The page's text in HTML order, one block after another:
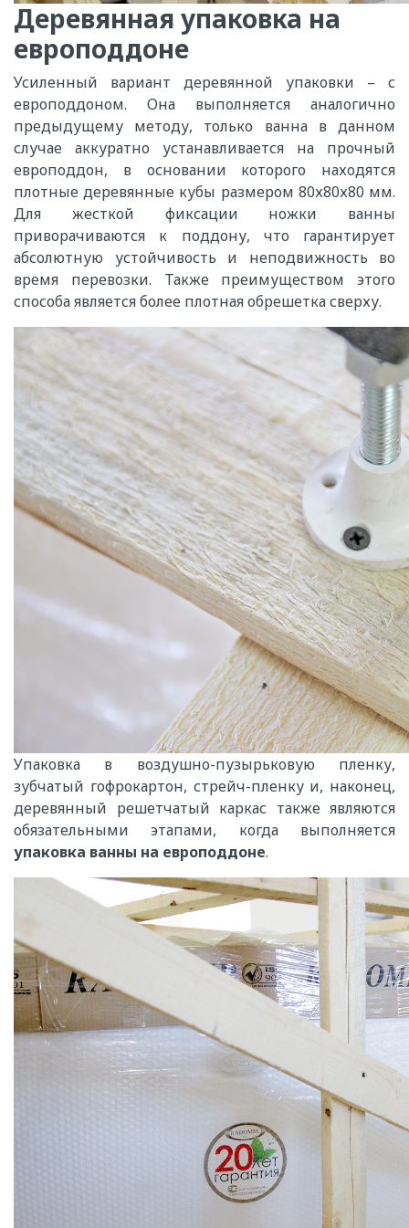
Деревянная упаковка на
европоддоне
Усиленный вариант деревянной упаковки – с
европоддоном. Она выполняется аналогично
предыдущему методу, только ванна в данном
случае аккуратно устанавливается на прочный
европоддон, в основании которого находятся
плотные деревянные кубы размером 80х80х80 мм.
Для жесткой фиксации ножки ванны
приворачиваются к поддону, что гарантирует
абсолютную устойчивость и неподвижность во
время перевозки. Также преимуществом этого
способа является более плотная обрешетка сверху.
Упаковка в воздушно-пузырьковую пленку,
зубчатый гофрокартон, стрейч-пленку и, наконец,
деревянный решетчатый каркас также являются
обязательными этапами, когда выполняется
упаковка ванны на европоддоне.